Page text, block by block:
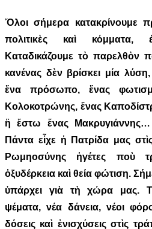
Ὅλοι σήμερα κατακρίνουμε
πολιτικὲς καὶ κόμματα,
Καταδικάζουμε τὸ παρελθὸν
κανένας δὲν βρίσκει μία
ἕνα πρόσωπο, ἕνας
Κολοκοτρώνης, ἕνας
ἢ ἔστω ἕνας
Πάντα εἶχε ἡ Πατρίδα μας
Ρωμηοσύνης ἡγέτες ποὺ
ὀξυδέρκεια καὶ θεία φώτιση.
ὑπάρχει γιὰ τὴ χώρα μας.
ψέματα, νέα δάνεια, νέοι
δόσεις καὶ ἐνισχύσεις στὶς